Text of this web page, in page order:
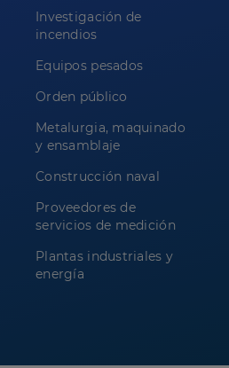
Investigación de
incendios
Equipos pesados
Orden público
Metalurgia, maquinado
y ensamblaje
Construcción naval
Proveedores de
servicios de medición
Plantas industriales y
energía